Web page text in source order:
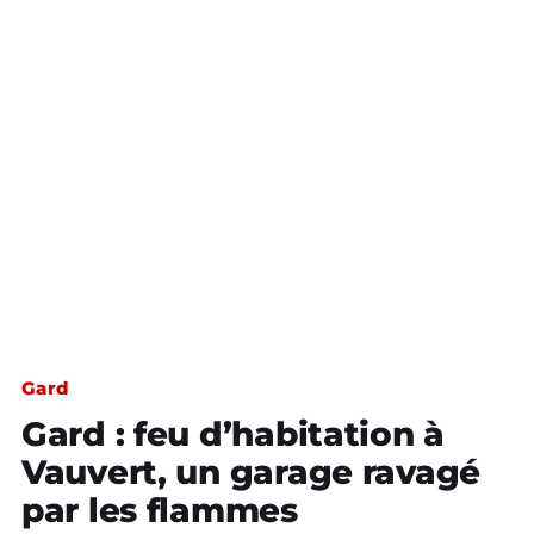
Gard
Gard : feu d’habitation à
Vauvert, un garage ravagé
par les flammes